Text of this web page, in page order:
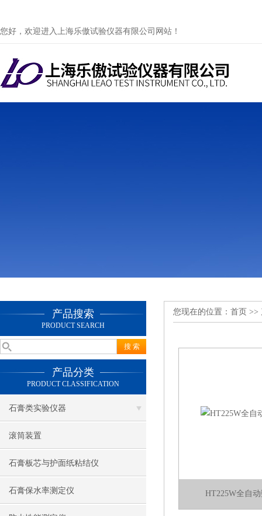
您好，欢迎进入上海乐傲试验仪器有限公司网站！
产品搜索
PRODUCT SEARCH
产品分类
PRODUCT CLASSIFICATION
石膏类实验仪器
滚筒装置
石膏板芯与护面纸粘结仪
石膏保水率测定仪
您现在的位置： 首页 >>
HT225W全自